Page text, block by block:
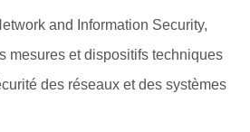
and Information Security,
mesures et dispositifs techniques
des réseaux et des systèmes